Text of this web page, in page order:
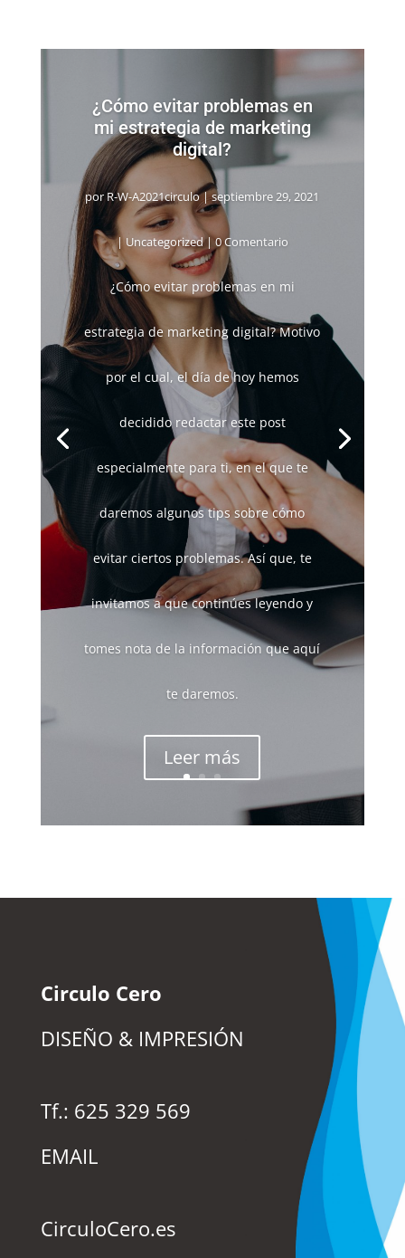
¿Cómo evitar problemas en
mi estrategia de marketing
digital?
porR-W-A2021circulo|septiembre 29, 2021
|Uncategorized| 0 Comentario
¿Cómo evitar problemas en mi
estrategia de marketing digital? Motivo
por el cual, el día de hoy hemos
decidido redactar este post
especialmente para ti, en el que te
daremos algunos tips sobre cómo
evitar ciertos problemas. Así que, te
invitamos a que continúes leyendo y
tomes nota de la información que aquí
te daremos.
Leer más
Circulo Cero
DISEÑO & IMPRESIÓN
Tf.: 625 329 569
EMAIL
CirculoCero.es